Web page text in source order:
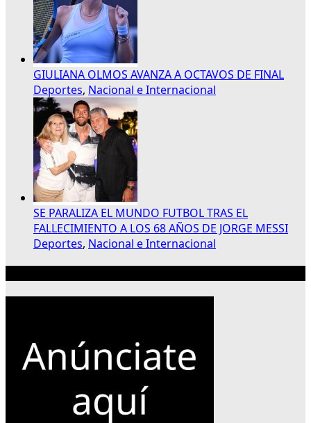
GIULIANA OLMOS AVANZA A OCTAVOS DE FINAL
Deportes, Nacional e Internacional
SE PARALIZA EL MUNDO FUTBOL TRAS EL
FALLECIMIENTO A LOS 68 AÑOS DE JORGE MESSI
Deportes, Nacional e Internacional